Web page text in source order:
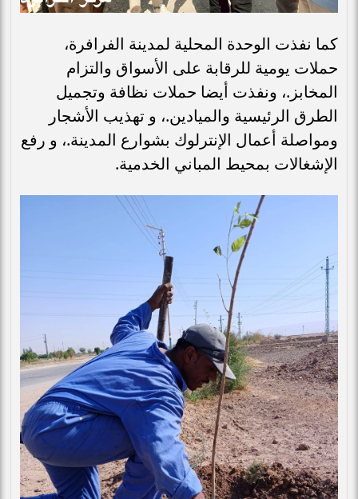
كما نفذت الوحدة المحلية لمدينة الفرافرة،
حملات يومية للرقابة على الأسواق والتزام
المخابز.، ونفذت أيضا حملات نظافة وتجميل
الطرق الرئيسية والميادين.، و تهذيب الأشجار
ومواصلة أعمال الإنترلوك بشوارع المدينة.، و رفع
الإشغالات بمحيط المباني الخدمية.